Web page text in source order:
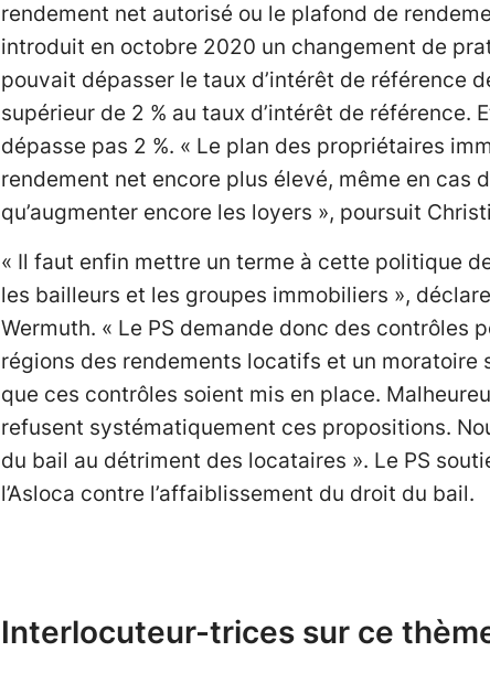
rendement net autorisé ou le plafond de
introduit en octobre 2020 un changement de
pouvait dépasser le taux d’intérêt de référence
supérieur de 2 % au taux d’intérêt de référence.
dépasse pas 2 %. « Le plan des propriétaires
rendement net encore plus élevé, même en cas
qu’augmenter encore les loyers », poursuit
« Il faut enfin mettre un terme à cette politique
les bailleurs et les groupes immobiliers »,
Wermuth. « Le PS demande donc des
régions des rendements locatifs et un moratoire
que ces contrôles soient mis en place.
refusent systématiquement ces propositions.
du bail au détriment des locataires ». Le PS
l’Asloca contre l’affaiblissement du droit du bail.
Interlocuteur-trices sur ce